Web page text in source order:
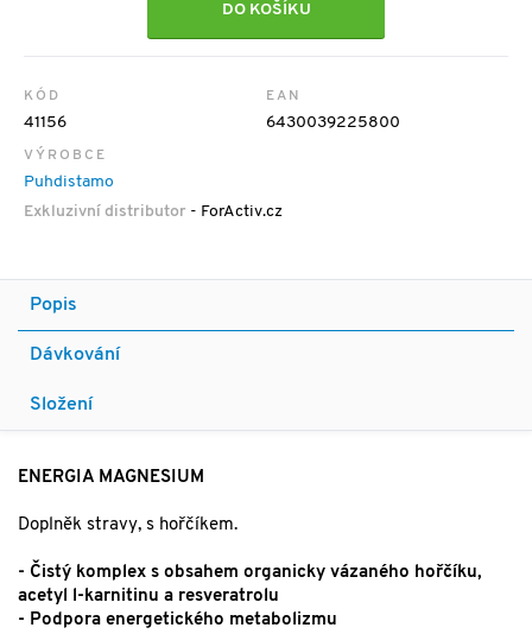
DO KOŠÍKU
KÓD
41156
EAN
6430039225800
VÝROBCE
Puhdistamo
Exkluzivní distributor - ForActiv.cz
Popis
Dávkování
Složení
ENERGIA MAGNESIUM
Doplněk stravy, s hořčíkem.
- Čistý komplex s obsahem organicky vázaného hořčíku,
acetyl l-karnitinu a resveratrolu
- Podpora energetického metabolizmu